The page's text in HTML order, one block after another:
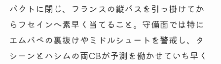
パクトに閉じ、フランスの縦パスを引っ掛けてか
らフセインへ素早く当てること。守備面では特に
エムバペの裏抜けやミドルシュートを警戒し、タ
シーンとハシムの両CBが予測を働かせていち早く